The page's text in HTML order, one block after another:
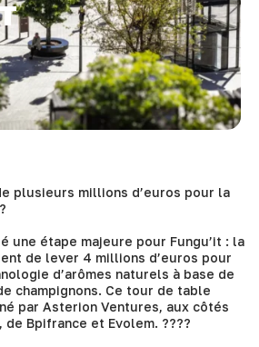
plusieurs millions d’euros pour la
une étape majeure pour Fungu’it : la
de lever 4 millions d’euros pour
d’arômes naturels à base de
champignons. Ce tour de table
par Asterion Ventures, aux côtés
, de Bpifrance et Evolem. ????